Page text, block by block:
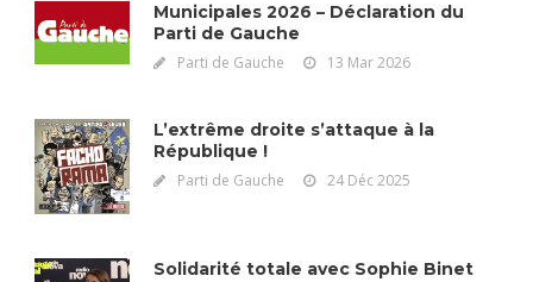
Municipales 2026 – Déclaration du
Parti de Gauche
Parti de Gauche 13 Mar 2026
L’extrême droite s’attaque à la
République !
Parti de Gauche 24 Déc 2025
Solidarité totale avec Sophie Binet